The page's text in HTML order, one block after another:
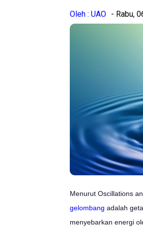
Oleh : UAO - Rabu,
Menurut Oscillations
gelombang adalah
menyebarkan energi